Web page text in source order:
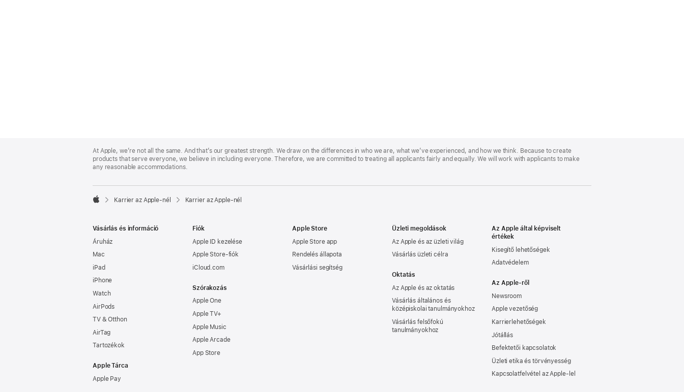
Footer
At Apple, we’re not all the same. And that’s our greatest strength. We draw on the differences in who we are, what we’ve experienced, and how we think. Because to create
products that serve everyone, we believe in including everyone. Therefore, we are committed to treating all applicants fairly and equally. We will work with applicants to make
any reasonable accommodations.

Karrier az Apple‑nél Karrier az Apple‑nél
Vásárlás és információ
Áruház
Mac
iPad
iPhone
Watch
AirPods
TV & Otthon
AirTag
Tartozékok
Apple Tárca
Apple Pay
Fiók
Apple ID kezelése
Apple Store-fiók
iCloud.com
Szórakozás
Apple One
Apple TV+
Apple Music
Apple Arcade
App Store
Apple Store
Apple Store app
Rendelés állapota
Vásárlási segítség
Üzleti megoldások
Az Apple és az üzleti világ
Vásárlás üzleti célra
Oktatás
Az Apple és az oktatás
Vásárlás általános és
középiskolai tanulmányokhoz
Vásárlás felsőfokú
tanulmányokhoz
Az Apple által képviselt
értékek
Kisegítő lehetőségek
Adatvédelem
Az Apple-ről
Newsroom
Apple vezetőség
Karrierlehetőségek
Jótállás
Befektetői kapcsolatok
Üzleti etika és törvényesség
Kapcsolatfelvétel az Apple-lel